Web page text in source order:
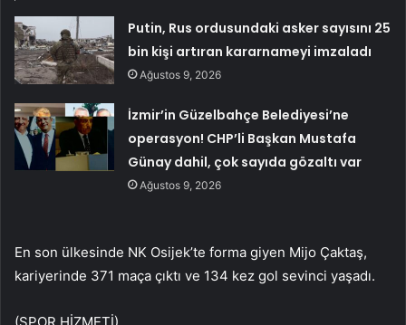
Putin, Rus ordusundaki asker sayısını 25
bin kişi artıran kararnameyi imzaladı
Ağustos 9, 2026
İzmir’in Güzelbahçe Belediyesi’ne
operasyon! CHP’li Başkan Mustafa
Günay dahil, çok sayıda gözaltı var
Ağustos 9, 2026
En son ülkesinde NK Osijek’te forma giyen Mijo Çaktaş,
kariyerinde 371 maça çıktı ve 134 kez gol sevinci yaşadı.